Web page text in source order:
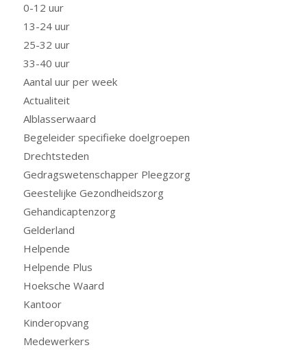
0-12 uur
13-24 uur
25-32 uur
33-40 uur
Aantal uur per week
Actualiteit
Alblasserwaard
Begeleider specifieke doelgroepen
Drechtsteden
Gedragswetenschapper Pleegzorg
Geestelijke Gezondheidszorg
Gehandicaptenzorg
Gelderland
Helpende
Helpende Plus
Hoeksche Waard
Kantoor
Kinderopvang
Medewerkers